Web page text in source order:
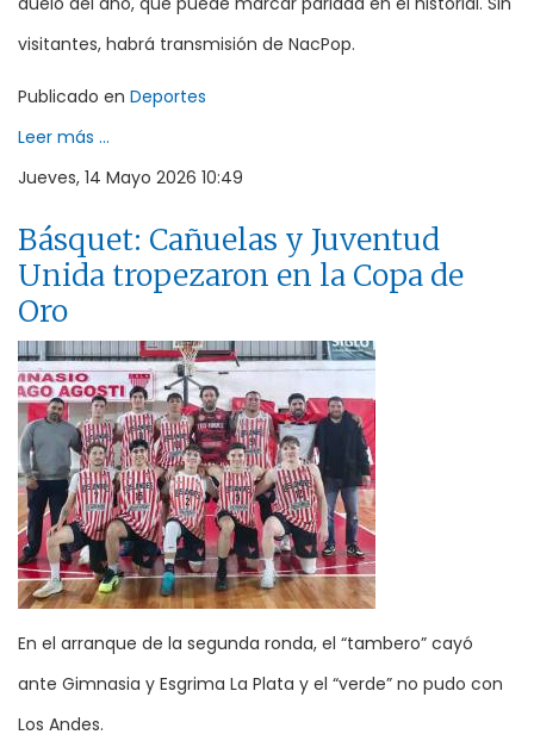
visitantes, habrá transmisión de NacPop.
Publicado en Deportes
Leer más ...
Jueves, 14 Mayo 2026 10:49
Básquet: Cañuelas y Juventud
Unida tropezaron en la Copa de
Oro
En el arranque de la segunda ronda, el “tambero” cayó
ante Gimnasia y Esgrima La Plata y el “verde” no pudo con
Los Andes.